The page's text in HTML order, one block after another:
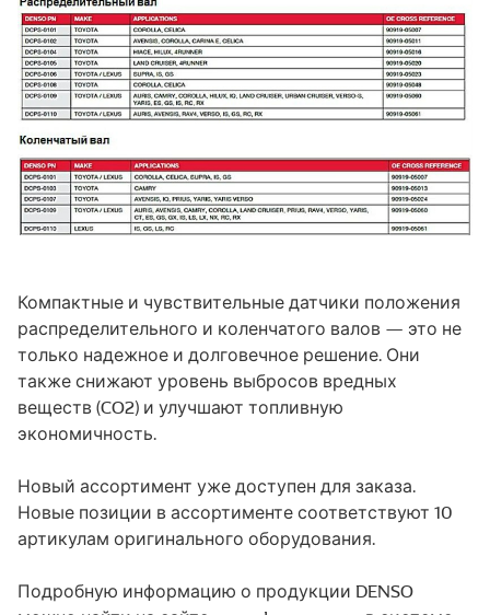
Компактные и чувствительные датчики положения
распределительного и коленчатого валов — это не
только надежное и долговечное решение. Они
также снижают уровень выбросов вредных
веществ (CO2) и улучшают топливную
экономичность.
Новый ассортимент уже доступен для заказа.
Новые позиции в ассортименте соответствуют 10
артикулам оригинального оборудования.
Подробную информацию о продукции DENSO